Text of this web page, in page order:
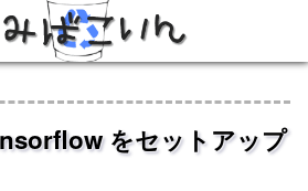
をセットアップ
ばこいん